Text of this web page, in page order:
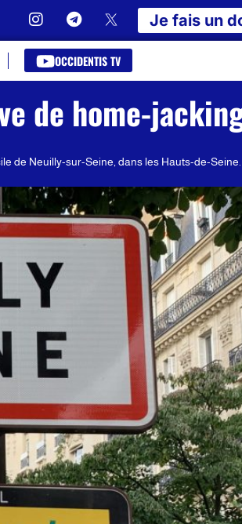
Je fais un
OCCIDENTIS TV
de home-
de Neuilly-sur-Seine, dans les Hauts-de-